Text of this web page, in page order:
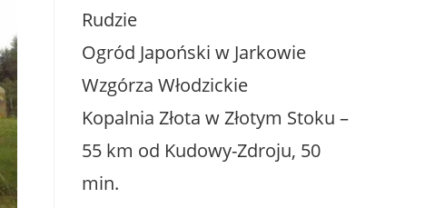
Rudzie
Ogród Japoński w Jarkowie
Wzgórza Włodzickie
Kopalnia Złota w Złotym Stoku –
55 km od Kudowy-Zdroju, 50
min.